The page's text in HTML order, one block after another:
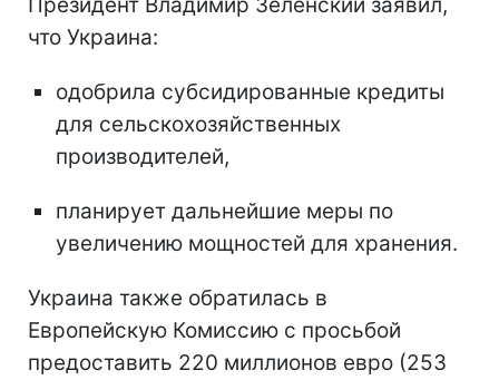
что Украина:
одобрила субсидированные кредиты
для сельскохозяйственных
производителей,
планирует дальнейшие меры по
увеличению мощностей для хранения.
Украина также обратилась в
Европейскую Комиссию с просьбой
предоставить 220 миллионов евро (253